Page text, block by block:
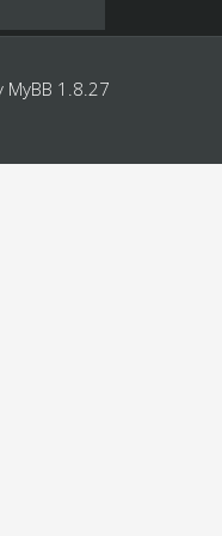
MyBB 1.8.27